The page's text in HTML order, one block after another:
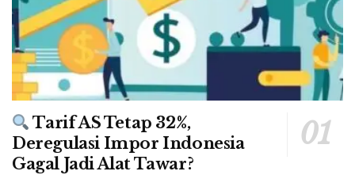
Tarif AS Tetap 32%,
Deregulasi Impor Indonesia
Gagal Jadi Alat Tawar?